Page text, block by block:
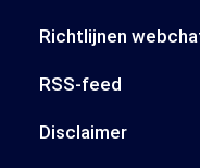
Richtlijnen
RSS-feed
Disclaimer